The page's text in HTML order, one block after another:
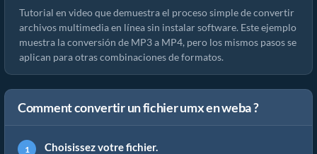
Tutorial en video que demuestra el proceso simple de convertir
archivos multimedia en línea sin instalar software. Este ejemplo
muestra la conversión de MP3 a MP4, pero los mismos pasos se
aplican para otras combinaciones de formatos.
Comment convertir un fichier umx en weba ?
Choisissez votre fichier.